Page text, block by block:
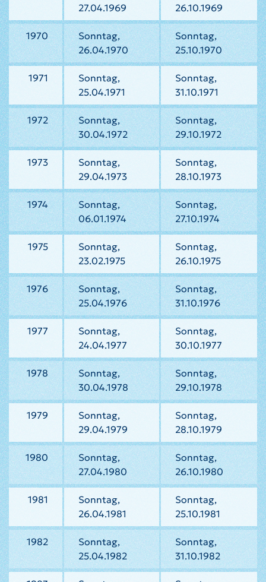
27.04.1969
26.10.1969
1970
Sonntag,
26.04.1970
Sonntag,
25.10.1970
1971
Sonntag,
25.04.1971
Sonntag,
31.10.1971
1972
Sonntag,
30.04.1972
Sonntag,
29.10.1972
1973
Sonntag,
29.04.1973
Sonntag,
28.10.1973
1974
Sonntag,
06.01.1974
Sonntag,
27.10.1974
1975
Sonntag,
23.02.1975
Sonntag,
26.10.1975
1976
Sonntag,
25.04.1976
Sonntag,
31.10.1976
1977
Sonntag,
24.04.1977
Sonntag,
30.10.1977
1978
Sonntag,
30.04.1978
Sonntag,
29.10.1978
1979
Sonntag,
29.04.1979
Sonntag,
28.10.1979
1980
Sonntag,
27.04.1980
Sonntag,
26.10.1980
1981
Sonntag,
26.04.1981
Sonntag,
25.10.1981
1982
Sonntag,
25.04.1982
Sonntag,
31.10.1982